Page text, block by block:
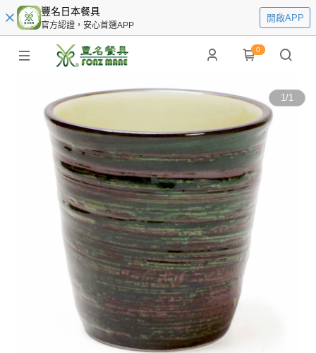
豐名日本餐具
官方認證，安心首選APP
開啟APP
0
1/1